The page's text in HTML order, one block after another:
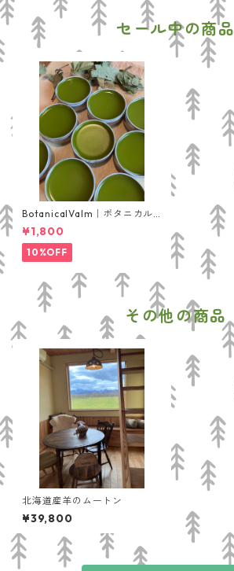
セール中の商品
BotanicalValm｜ボタニカル
バーム
¥1,800
10%OFF
その他の商品
北海道産羊のムートン
¥39,800